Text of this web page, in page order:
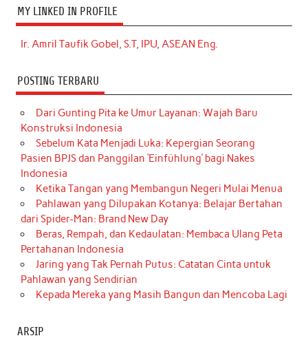
MY LINKED IN PROFILE
Ir. Amril Taufik Gobel, S.T, IPU, ASEAN Eng.
POSTING TERBARU
Dari Gunting Pita ke Umur Layanan: Wajah Baru
Konstruksi Indonesia
Sebelum Kata Menjadi Luka: Kepergian Seorang
Pasien BPJS dan Panggilan ‘Einfühlung’ bagi Nakes
Indonesia
Ketika Tangan yang Membangun Negeri Mulai Menua
Pahlawan yang Dilupakan Kotanya: Belajar Bertahan
dari Spider-Man: Brand New Day
Beras, Rempah, dan Kedaulatan: Membaca Ulang Peta
Pertahanan Indonesia
Jaring yang Tak Pernah Putus: Catatan Cinta untuk
Pahlawan yang Sendirian
Kepada Mereka yang Masih Bangun dan Mencoba Lagi
ARSIP